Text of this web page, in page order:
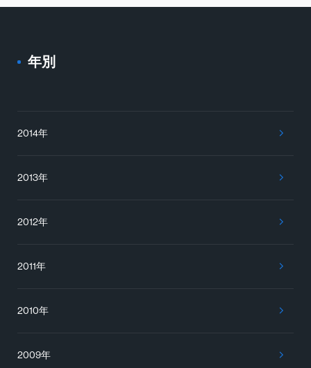
年別
2014年
2013年
2012年
2011年
2010年
2009年